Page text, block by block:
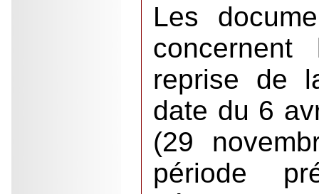
Les
reprise de
date du 6
(29
période